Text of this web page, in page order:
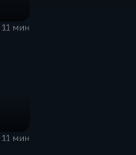
11 мин
11 мин